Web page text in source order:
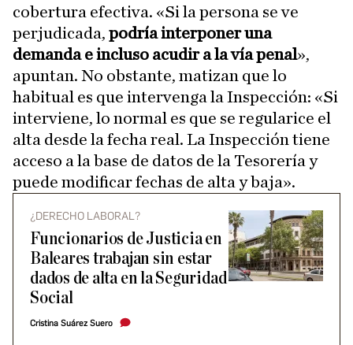
cobertura efectiva. «Si la persona se ve
perjudicada, podría interponer una
demanda e incluso acudir a la vía penal»,
apuntan. No obstante, matizan que lo
habitual es que intervenga la Inspección: «Si
interviene, lo normal es que se regularice el
alta desde la fecha real. La Inspección tiene
acceso a la base de datos de la Tesorería y
puede modificar fechas de alta y baja».
¿DERECHO LABORAL?
Funcionarios de Justicia en
Baleares trabajan sin estar
dados de alta en la Seguridad
Social
Cristina Suárez Suero